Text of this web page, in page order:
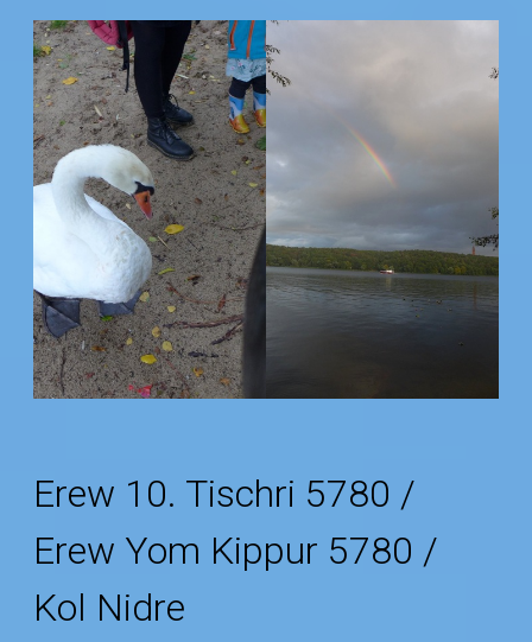
Erew 10. Tischri 5780 /
Erew Yom Kippur 5780 /
Kol Nidre